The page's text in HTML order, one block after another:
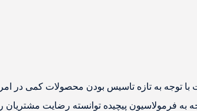
توجه به تازه تاسیس بودن محصولات کمی در
فرمولاسیون پیچیده توانسته رضایت مشتریان